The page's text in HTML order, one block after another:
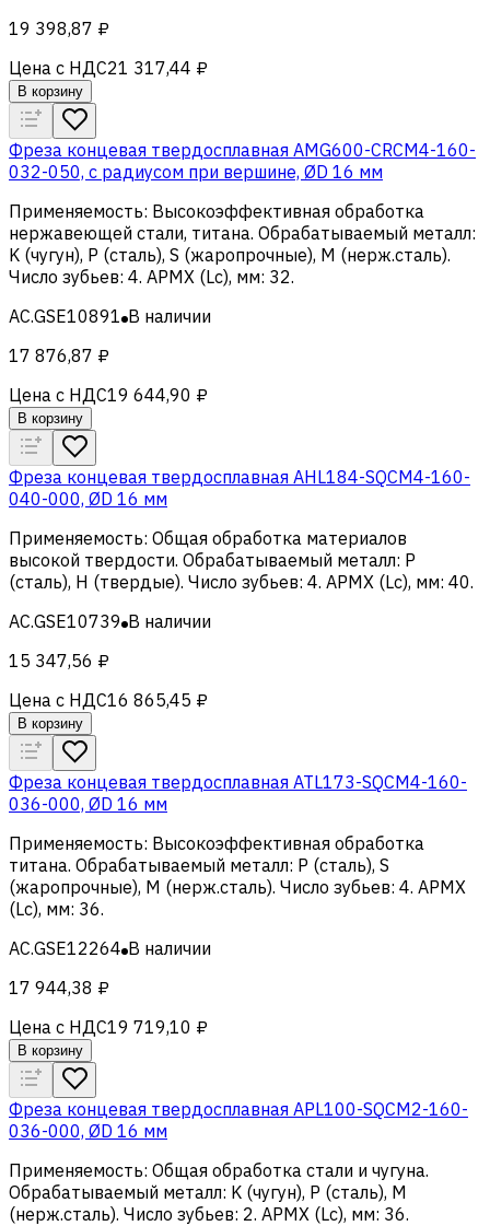
19 398,87 ₽
Цена с НДС21 317,44 ₽
В корзину
Фреза концевая твердосплавная AMG600-CRCM4-160-
032-050, с радиусом при вершине, ØD 16 мм
Применяемость: Высокоэффективная обработка
нержавеющей стали, титана. Обрабатываемый металл:
K (чугун), Р (сталь), S (жаропрочные), M (нерж.сталь).
Число зубьев: 4. APMX (Lc), мм: 32.
AC.GSE10891 В наличии
17 876,87 ₽
Цена с НДС19 644,90 ₽
В корзину
Фреза концевая твердосплавная AHL184-SQCM4-160-
040-000, ØD 16 мм
Применяемость: Общая обработка материалов
высокой твердости. Обрабатываемый металл: Р
(сталь), H (твердые). Число зубьев: 4. APMX (Lc), мм: 40.
AC.GSE10739 В наличии
15 347,56 ₽
Цена с НДС16 865,45 ₽
В корзину
Фреза концевая твердосплавная ATL173-SQCM4-160-
036-000, ØD 16 мм
Применяемость: Высокоэффективная обработка
титана. Обрабатываемый металл: Р (сталь), S
(жаропрочные), M (нерж.сталь). Число зубьев: 4. APMX
(Lc), мм: 36.
AC.GSE12264 В наличии
17 944,38 ₽
Цена с НДС19 719,10 ₽
В корзину
Фреза концевая твердосплавная APL100-SQCM2-160-
036-000, ØD 16 мм
Применяемость: Общая обработка стали и чугуна.
Обрабатываемый металл: K (чугун), Р (сталь), M
(нерж.сталь). Число зубьев: 2. APMX (Lc), мм: 36.